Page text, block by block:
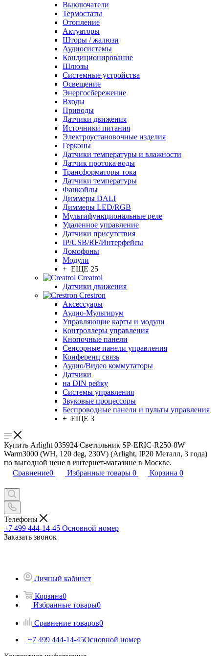
Выключатели
Термостаты
Отопление
Актуаторы
Шторы / жалюзи
Аудиосистемы
Кондиционирование
Шлюзы
Системные устройства
Освещение
Энергосбережение
Входы
Приводы
Датчики движения
Источники питания
Электроустановочные изделия
Герконы
Датчики температуры и влажности
Датчик протока воды
Трансформаторы тока
Датчики температуры
Фанкойлы
Диммеры DALI
Диммеры LED/RGB
Мультифункциональные реле
Удаленное управление
Датчики присутствия
IP/USB/RF/Интерфейсы
Домофоны
Модули
+ ЕЩЕ 25
Creatrol
Датчики движения
Crestron
Аксессуары
Аудио-Мультирум
Управляющие карты и модули
Контроллеры управления
Кнопочные панели
Сенсорные панели управления
Конференц связь
Аудио/Видео коммутаторы
Датчики
на DIN рейку
Системы управления
Звуковые процессоры
Беспроводные панели и пульты управления
+ ЕЩЕ 3
Купить Arlight 035924 Светильник SP-ERIC-R250-8W
Warm3000 (WH, 120 deg, 230V) (Arlight, IP20 Металл, 3 года)
по выгодной цене в интернет-магазине в Москве.
Сравнение0 Избранные товары 0 Корзина 0
Телефоны
+7 499 444-14-45 Основной номер
Заказать звонок
Личный кабинет
Корзина0
Избранные товары0
Сравнение товаров0
+7 499 444-14-45Основной номер